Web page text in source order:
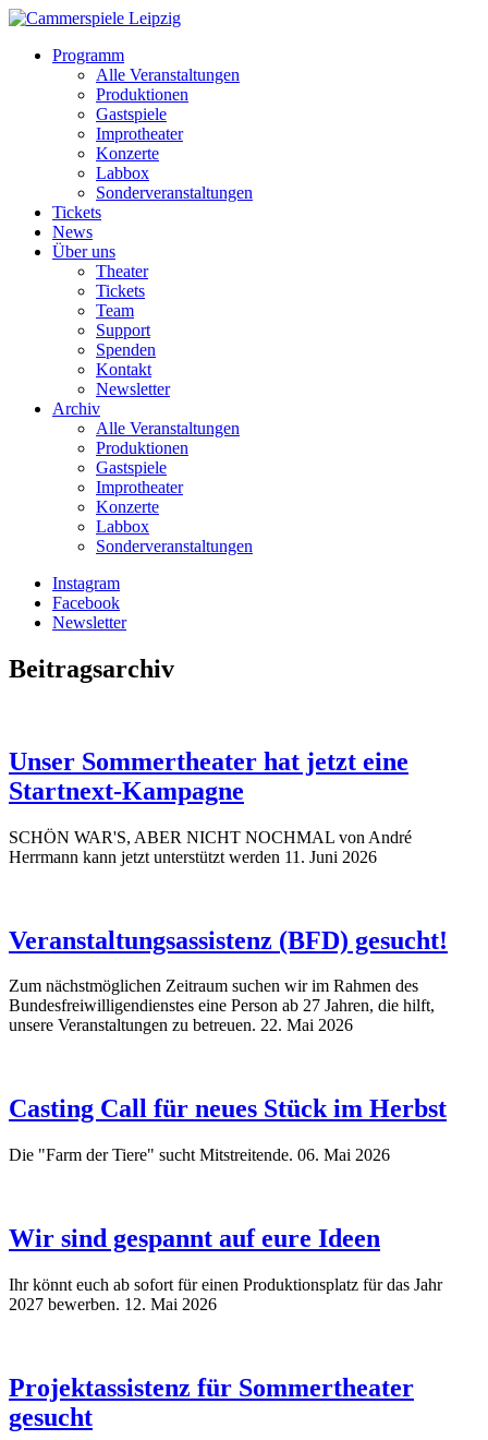
Programm
Alle Veranstaltungen
Produktionen
Gastspiele
Improtheater
Konzerte
Labbox
Sonderveranstaltungen
Tickets
News
Über uns
Theater
Tickets
Team
Support
Spenden
Kontakt
Newsletter
Archiv
Alle Veranstaltungen
Produktionen
Gastspiele
Improtheater
Konzerte
Labbox
Sonderveranstaltungen
Instagram
Facebook
Newsletter
Beitragsarchiv
Unser Sommertheater hat jetzt eine
Startnext-Kampagne
SCHÖN WAR'S, ABER NICHT NOCHMAL von André
Herrmann kann jetzt unterstützt werden 11. Juni 2026
Veranstaltungsassistenz (BFD) gesucht!
Zum nächstmöglichen Zeitraum suchen wir im Rahmen des
Bundesfreiwilligendienstes eine Person ab 27 Jahren, die hilft,
unsere Veranstaltungen zu betreuen. 22. Mai 2026
Casting Call für neues Stück im Herbst
Die "Farm der Tiere" sucht Mitstreitende. 06. Mai 2026
Wir sind gespannt auf eure Ideen
Ihr könnt euch ab sofort für einen Produktionsplatz für das Jahr
2027 bewerben. 12. Mai 2026
Projektassistenz für Sommertheater
gesucht